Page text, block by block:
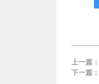
上一篇：
下一篇：